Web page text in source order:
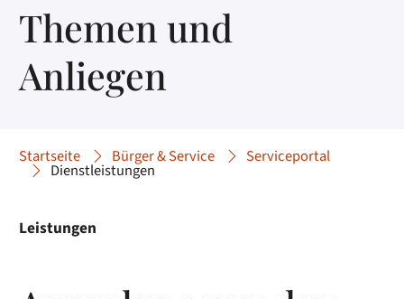
Themen und
Anliegen
Startseite Bürger & Service Serviceportal
Dienstleistungen
Leistungen